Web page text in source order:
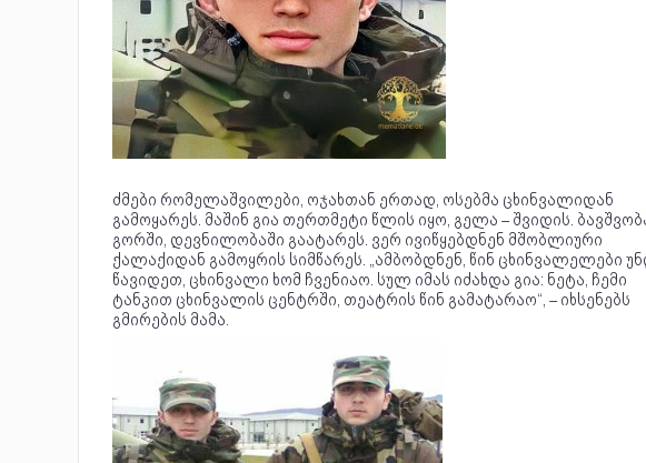
ძმები რომელაშვილები, ოჯახთან ერთად, ოსებმა ცხინვალიდან
გამოყარეს. მაშინ გია თერთმეტი წლის იყო, გელა – შვიდის.
გორში, დევნილობაში გაატარეს. ვერ ივიწყებდნენ მშობლიური
ქალაქიდან გამოყრის სიმწარეს. „ამბობდნენ, წინ ცხინვალელები
წავიდეთ, ცხინვალი ხომ ჩვენიაო. სულ იმას იძახდა გია: ნეტა, ჩემი
ტანკით ცხინვალის ცენტრში, თეატრის წინ გამატარაო“, – იხსენებს
გმირების მამა.